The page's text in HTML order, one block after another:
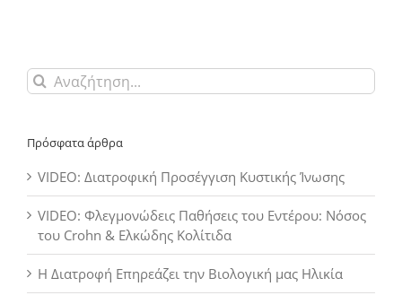
Αναζήτηση
για:
Πρόσφατα άρθρα
VIDEO: Διατροφική Προσέγγιση Κυστικής Ίνωσης
VIDEO: Φλεγμονώδεις Παθήσεις του Εντέρου: Νόσος
του Crohn & Ελκώδης Κολίτιδα
Η Διατροφή Επηρεάζει την Βιολογική μας Ηλικία